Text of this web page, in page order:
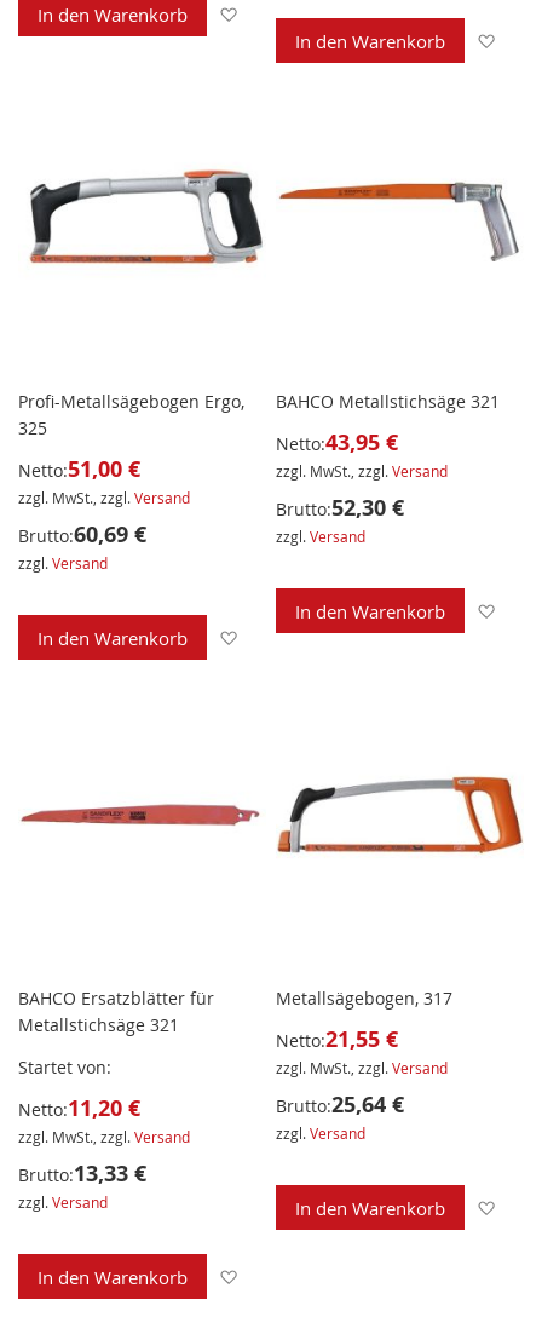
In den Warenkorb Zur Wunschliste hinzufügen
In den Warenkorb
Profi-Metallsägebogen Ergo,
325
Netto:51,00 €
zzgl. MwSt., zzgl.Versand
Brutto:60,69 €
zzgl.Versand
In den Warenkorb Zur Wunschliste hinzufügen
BAHCO Metallstichsäge 321
Netto:43,95 €
zzgl. MwSt., zzgl.Versand
Brutto:52,30 €
zzgl.Versand
In den Warenkorb
BAHCO Ersatzblätter für
Metallstichsäge 321
Startet von
Netto:11,20 €
zzgl. MwSt., zzgl.Versand
Brutto:13,33 €
zzgl.Versand
In den Warenkorb
Metallsägebogen, 317
Netto:21,55 €
zzgl. MwSt., zzgl.Versand
Brutto:25,64 €
zzgl.Versand
In den Warenkorb